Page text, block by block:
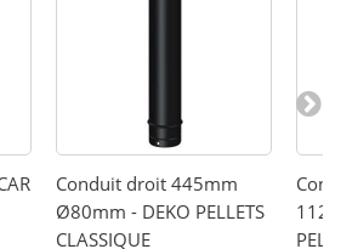
Conduit droit 445mm
Ø80mm - DEKO PELLETS
CLASSIQUE